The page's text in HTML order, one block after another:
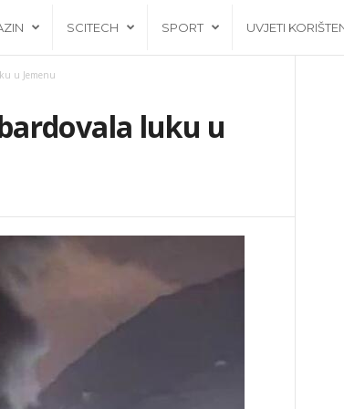
SCITECH SPORT UVJETI
u Jemenu
luku u